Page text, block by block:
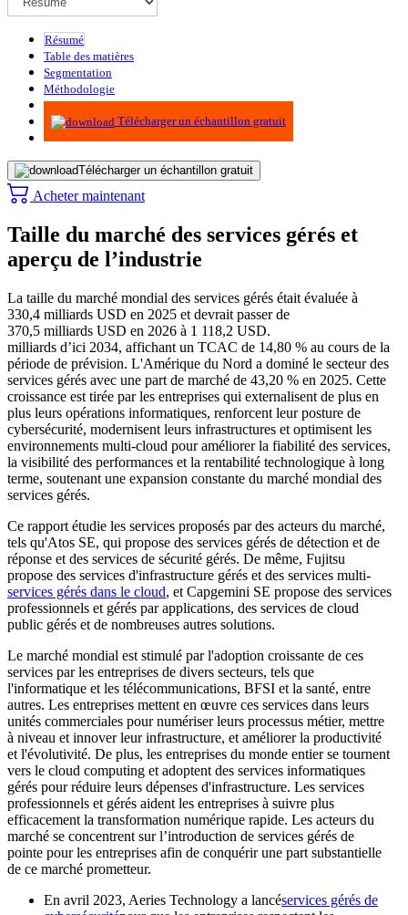
Résumé
Table des matières
Segmentation
Méthodologie
Infographie
Télécharger un échantillon gratuit
Télécharger un échantillon gratuit
Acheter maintenant
Taille du marché des services gérés et
aperçu de l’industrie
La taille du marché mondial des services gérés était évaluée à
330,4 milliards USD en 2025 et devrait passer de
370,5 milliards USD en 2026 à 1 118,2 USD.
milliards d’ici 2034, affichant un TCAC de 14,80 % au cours de la
période de prévision. L'Amérique du Nord a dominé le secteur des
services gérés avec une part de marché de 43,20 % en 2025. Cette
croissance est tirée par les entreprises qui externalisent de plus en
plus leurs opérations informatiques, renforcent leur posture de
cybersécurité, modernisent leurs infrastructures et optimisent les
environnements multi-cloud pour améliorer la fiabilité des services,
la visibilité des performances et la rentabilité technologique à long
terme, soutenant une expansion constante du marché mondial des
services gérés.
Ce rapport étudie les services proposés par des acteurs du marché,
tels qu'Atos SE, qui propose des services gérés de détection et de
réponse et des services de sécurité gérés. De même, Fujitsu
propose des services d'infrastructure gérés et des services multi-
services gérés dans le cloud, et Capgemini SE propose des services
professionnels et gérés par applications, des services de cloud
public gérés et de nombreuses autres solutions.
Le marché mondial est stimulé par l'adoption croissante de ces
services par les entreprises de divers secteurs, tels que
l'informatique et les télécommunications, BFSI et la santé, entre
autres. Les entreprises mettent en œuvre ces services dans leurs
unités commerciales pour numériser leurs processus métier, mettre
à niveau et innover leur infrastructure, et améliorer la productivité
et l'évolutivité. De plus, les entreprises du monde entier se tournent
vers le cloud computing et adoptent des services informatiques
gérés pour réduire leurs dépenses d'infrastructure. Les services
professionnels et gérés aident les entreprises à suivre plus
efficacement la transformation numérique rapide. Les acteurs du
marché se concentrent sur l’introduction de services gérés de
pointe pour les entreprises afin de conquérir une part substantielle
de ce marché prometteur.
En avril 2023, Aeries Technology a lancéservices gérés de